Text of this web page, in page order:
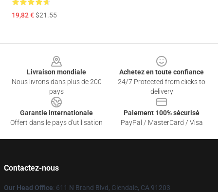
19,82 €$21.55
Livraison mondiale
Nous livrons dans plus de 200
pays
Achetez en toute confiance
24/7 Protected from clicks to
delivery
Garantie internationale
Offert dans le pays d'utilisation
Paiement 100% sécurisé
PayPal / MasterCard / Visa
Contactez-nous
Our Head Office: 611 N Brand Blvd, Glendale, CA 91203